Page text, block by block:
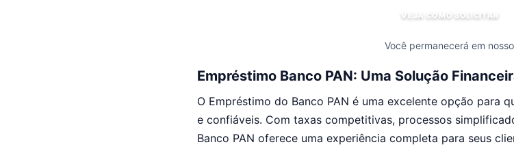
VEJA COMO SOLICITAR
Você permanecerá em
Empréstimo Banco PAN: Uma Solução
O Empréstimo do Banco PAN é uma excelente opção para
e confiáveis. Com taxas competitivas, processos
Banco PAN oferece uma experiência completa para seus